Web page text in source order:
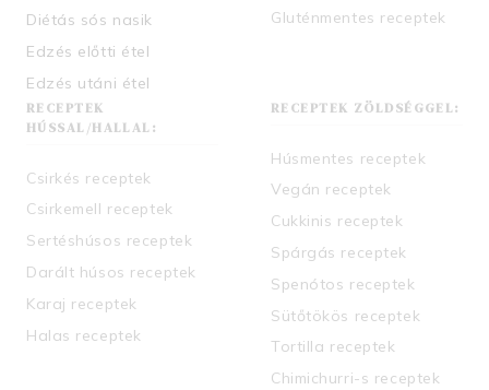
Diétás sós nasik
Edzés előtti étel
Edzés utáni étel
Gluténmentes receptek
RECEPTEK
HÚSSAL/HALLAL:
Csirkés receptek
Csirkemell receptek
Sertéshúsos receptek
Darált húsos receptek
Karaj receptek
Halas receptek
RECEPTEK ZÖLDSÉGGEL:
Húsmentes receptek
Vegán receptek
Cukkinis receptek
Spárgás receptek
Spenótos receptek
Sütőtökös receptek
Tortilla receptek
Chimichurri-s receptek